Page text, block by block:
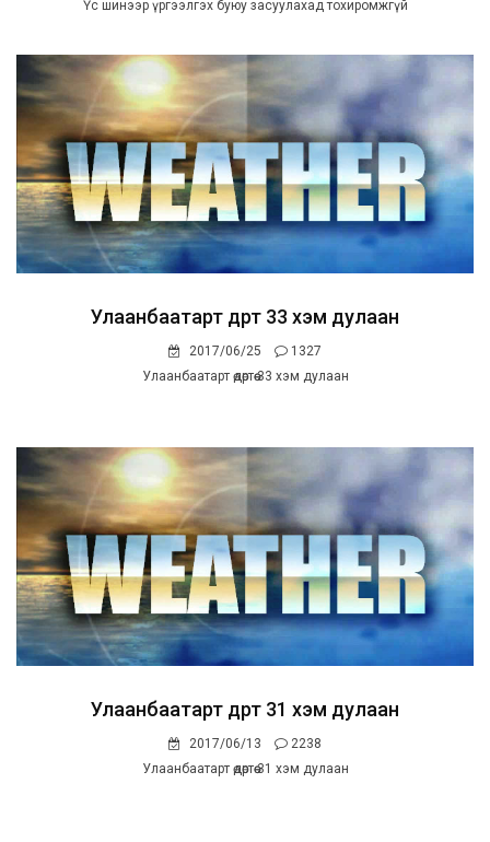
Үс шинээр үргээлгэх буюу засуулахад тохиромжгүй
Улаанбаатарт өдөртөө 33 хэм дулаан
2017/06/25
1327
Улаанбаатарт өдөртөө 33 хэм дулаан
Улаанбаатарт өдөртөө 31 хэм дулаан
2017/06/13
2238
Улаанбаатарт өдөртөө 31 хэм дулаан